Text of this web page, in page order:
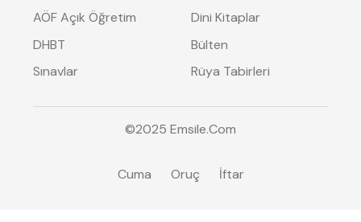
AÖF Açık Öğretim
DHBT
Sınavlar
Dini Kitaplar
Bülten
Rüya Tabirleri
©2025 Emsile.Com
Cuma Oruç İftar